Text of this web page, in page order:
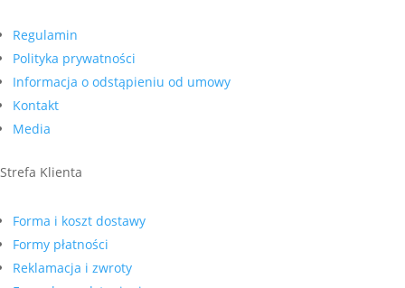
Regulamin
Polityka prywatności
Informacja o odstąpieniu od umowy
Kontakt
Media
Strefa Klienta
Forma i koszt dostawy
Formy płatności
Reklamacja i zwroty